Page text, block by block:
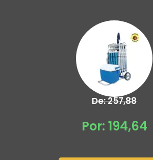
De: 257,88
Por: 194,64